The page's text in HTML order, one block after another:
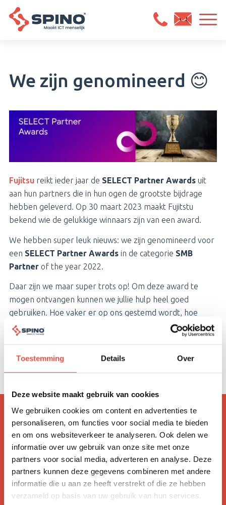
Toestemming Details Over
Deze website maakt gebruik van cookies
We gebruiken cookies om content en advertenties te
personaliseren, om functies voor social media te bieden
en om ons websiteverkeer te analyseren. Ook delen we
informatie over uw gebruik van onze site met onze
partners voor social media, adverteren en analyse. Deze
partners kunnen deze gegevens combineren met andere
informatie die u aan ze heeft verstrekt of die ze hebben
verzameld op basis van uw gebruik van hun services.
We zijn genomineerd 😊
Fujitsu reikt ieder jaar de SELECT Partner Awardsuit
aan hun partners die in hun ogen de grootste bijdrage
hebben geleverd. Op 30 maart 2023 maakt Fujitstu
bekend wie de gelukkige winnaars zijn van een award.
We hebben super leuk nieuws: we zijn genomineerd voor
een SELECT Partner Awardsin de categorie SMB
Partnerof the year 2022.
Daar zijn we maar super trots op! Om deze award te
mogen ontvangen kunnen we jullie hulp heel goed
gebruiken. Hoe vaker er op ons gestemd wordt, hoe
groter de kans is dat wij de nominatie in ontvangst mogen
doen. Vergeet
Alvast hartelijk bedankt!
Vond je dit interessant?
Schrijf je in voor onze Nieuwsbrief, mis niks en
ontvang speciale aanbiedingen plus de belangrijkste
ICT nieuws, tips & tricks!
"*" geeft vereiste velden aan